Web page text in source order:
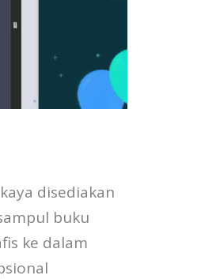
disediakan
buku
ke dalam